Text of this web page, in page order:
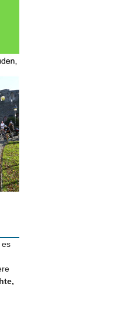
es